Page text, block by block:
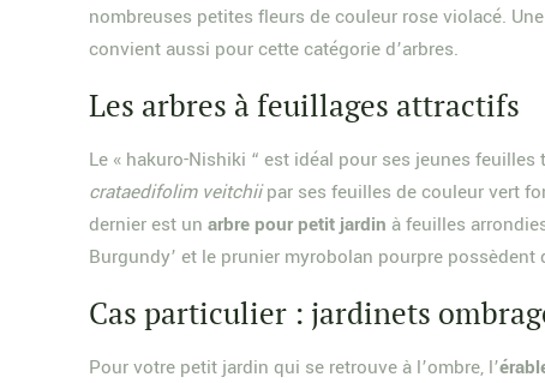
nombreuses petites fleurs de couleur rose violacé.
convient aussi pour cette catégorie d’arbres.
Les arbres à feuillages attractifs
Le « hakuro-Nishiki “ est idéal pour ses jeunes
crataedifolim veitchiipar ses feuilles de couleur vert
dernier est unarbre pour petit jardin à feuilles
Burgundy’ et le prunier myrobolan pourpre
Cas particulier : jardinets
Pour votre petit jardin qui se retrouve à l’ombre, l’